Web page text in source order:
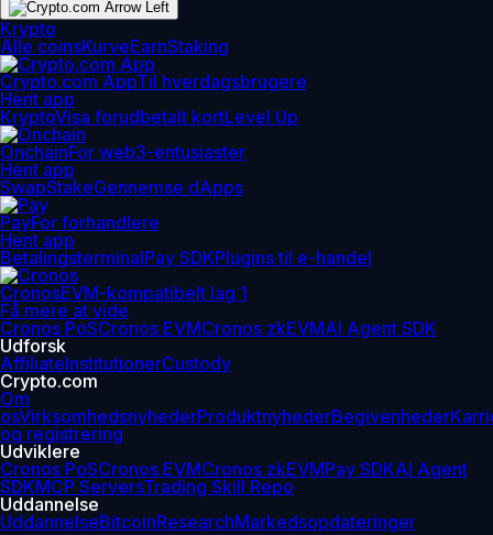
Krypto
Alle coinsKurveEarnStaking
Crypto.com AppTil hverdagsbrugere
Hent app
KryptoVisa forudbetalt kortLevel Up
OnchainFor web3-entusiaster
Hent app
SwapStakeGennemse dApps
PayFor forhandlere
Hent app
BetalingsterminalPay SDKPlugins til e-handel
CronosEVM-kompatibelt lag 1
Få mere at vide
Cronos PoSCronos EVMCronos zkEVMAI Agent SDK
Udforsk
AffiliateInstitutionerCustody
Crypto.com
Om
osVirksomhedsnyhederProduktnyhederBegivenheder
og registrering
Udviklere
Cronos PoSCronos EVMCronos zkEVMPay SDKAI Agent
SDKMCP ServersTrading Skill Repo
Uddannelse
UddannelseBitcoinResearchMarkedsopdateringer